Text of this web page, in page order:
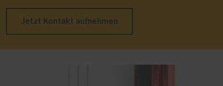
Jetzt Kontakt aufnehmen